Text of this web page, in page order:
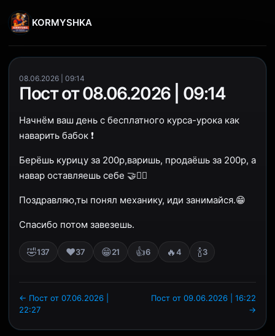
KORMYSHKA
08.06.2026 | 09:14
Пост от 08.06.2026 | 09:14
Начнём ваш день с бесплатного курса-урока как
наварить бабок ❗️
Берёшь курицу за 200р,варишь, продаёшь за 200р, а
навар оставляешь себе 🤝☝🏽
Поздравляю,ты понял механику, иди занимайся.😁
Спасибо потом завезешь.
🤣137 ❤️37 😁21 👍6 🔥4 🍾3
← Пост от 07.06.2026 |
22:27
Пост от 09.06.2026 | 16:22
→